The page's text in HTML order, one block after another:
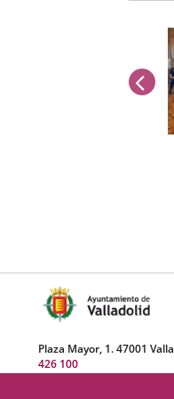
Plaza Mayor, 1. 47001
426 100